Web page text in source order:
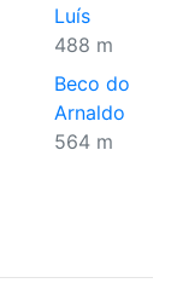
Luís
488 m
Beco do
Arnaldo
564 m